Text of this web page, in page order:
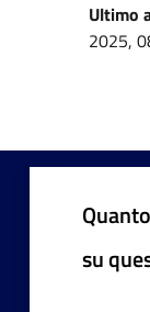
Ultimo
2025,
su